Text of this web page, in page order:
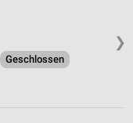
❯
Geschlossen